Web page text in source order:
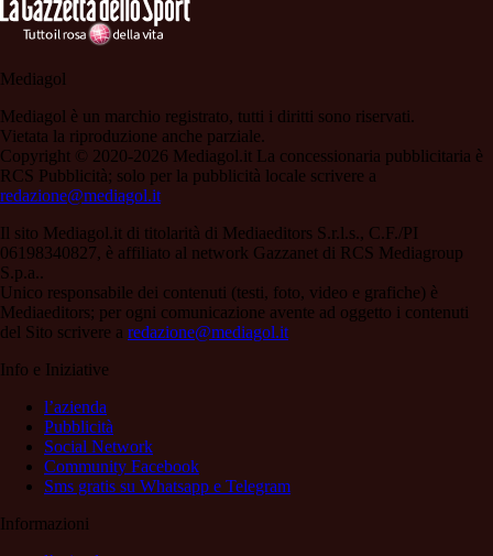
Mediagol
Mediagol è un marchio registrato, tutti i diritti sono riservati.
Vietata la riproduzione anche parziale.
Copyright © 2020-2026 Mediagol.it La concessionaria pubblicitaria è
RCS Pubblicità; solo per la pubblicità locale scrivere a
redazione@mediagol.it
Il sito Mediagol.it di titolarità di Mediaeditors S.r.l.s., C.F./PI
06198340827, è affiliato al network Gazzanet di RCS Mediagroup
S.p.a..
Unico responsabile dei contenuti (testi, foto, video e grafiche) è
Mediaeditors; per ogni comunicazione avente ad oggetto i contenuti
del Sito scrivere a redazione@mediagol.it
Info e Iniziative
l’azienda
Pubblicità
Social Network
Community Facebook
Sms gratis su Whatsapp e Telegram
Informazioni